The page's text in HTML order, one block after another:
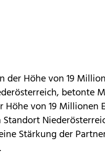
der Höhe von 19
betonte
Höhe von 19 Millionen
Stärkung der